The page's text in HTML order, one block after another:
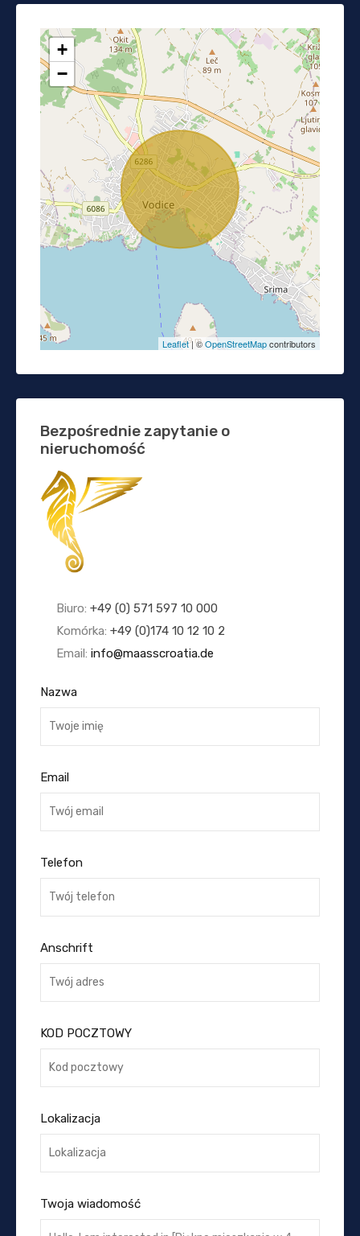
+
−
Leaflet| ©OpenStreetMapcontributors
Bezpośrednie zapytanie o
nieruchomość
Biuro: +49 (0) 571 597 10 000
Komórka: +49 (0)174 10 12 10 2
Email: info@maasscroatia.de
Nazwa
Email
Telefon
Anschrift
KOD POCZTOWY
Lokalizacja
Twoja wiadomość